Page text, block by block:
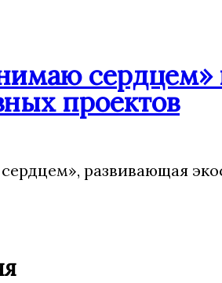
сердцем»
проектов
развивающая